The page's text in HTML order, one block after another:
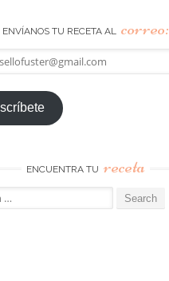
ENVÍANOS TU RECETA AL correo:
ENCUENTRA TU receta